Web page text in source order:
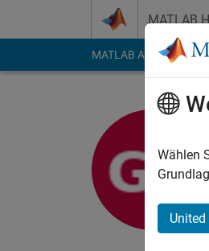
MATLAB
MATLAB Answers
Wählen